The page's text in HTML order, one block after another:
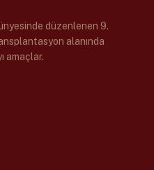
düzenlenen 9.
alanında
amaçlar.